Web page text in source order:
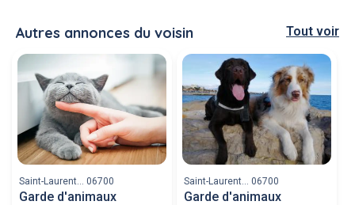
Autres annonces du voisin Tout voir
Saint-Laurent... 06700
Garde d'animaux
Saint-Laurent... 06700
Garde d'animaux